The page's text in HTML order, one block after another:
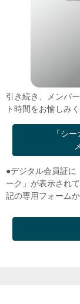
引き続き、メンバ
ト時間をお愉しみく
「シ
●デジタル会員証に
ーク」が表示され
記の専用フォーム